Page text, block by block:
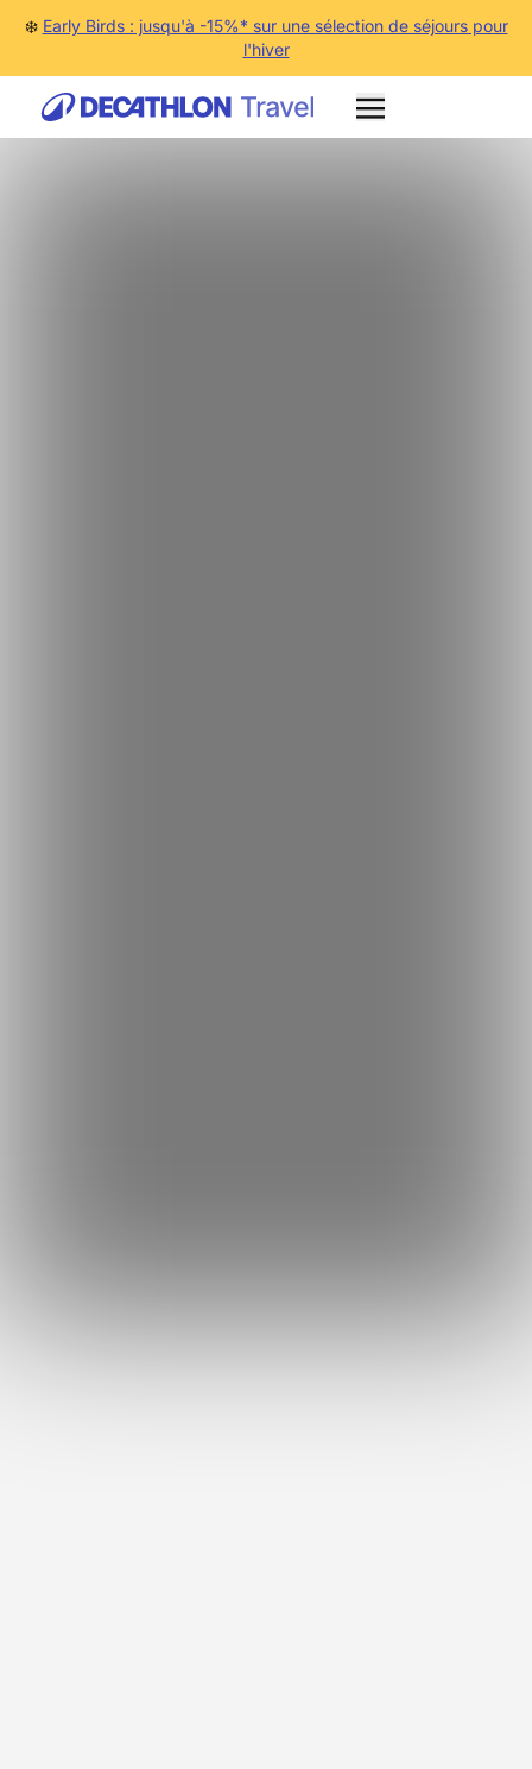
❄️ Early Birds : jusqu'à -15%* sur une sélection de séjours pour
l'hiver